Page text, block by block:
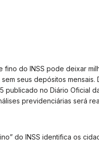
fino do INSS pode deixar
seus depósitos mensais.
publicado no Diário Oficial
previdenciárias será
do INSS identifica os